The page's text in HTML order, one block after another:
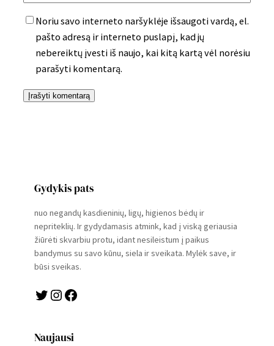
Noriu savo interneto naršyklėje išsaugoti vardą, el.
pašto adresą ir interneto puslapį, kad jų
nebereiktų įvesti iš naujo, kai kitą kartą vėl norėsiu
parašyti komentarą.
Gydykis pats
nuo negandų kasdieninių, ligų, higienos bėdų ir
nepriteklių. Ir gydydamasis atmink, kad į viską geriausia
žiūrėti skvarbiu protu, idant nesileistum į paikus
bandymus su savo kūnu, siela ir sveikata. Mylėk save, ir
būsi sveikas.
Twitter Instagram Facebook
Naujausi